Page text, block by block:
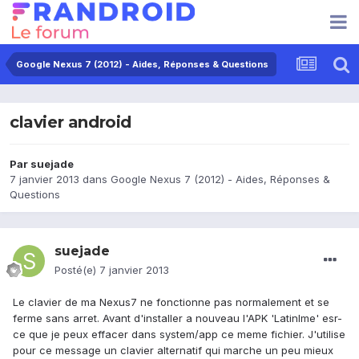
Google Nexus 7 (2012) - Aides, Réponses & Questions
clavier android
Par suejade
7 janvier 2013 dans Google Nexus 7 (2012) - Aides, Réponses &
Questions
suejade
Posté(e) 7 janvier 2013
Le clavier de ma Nexus7 ne fonctionne pas normalement et se
ferme sans arret. Avant d'installer a nouveau l'APK 'LatinIme' esr-
ce que je peux effacer dans system/app ce meme fichier. J'utilise
pour ce message un clavier alternatif qui marche un peu mieux